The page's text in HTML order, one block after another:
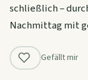
schließlich –
Nachmittag mit
Gefällt mir